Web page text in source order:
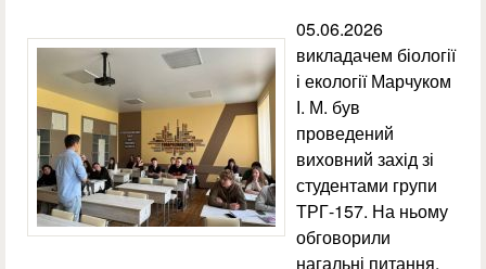
05.06.2026
викладачем біології
і екології Марчуком
І. М. був
проведений
виховний захід зі
студентами групи
ТРГ-157. На ньому
обговорили
нагальні питання,